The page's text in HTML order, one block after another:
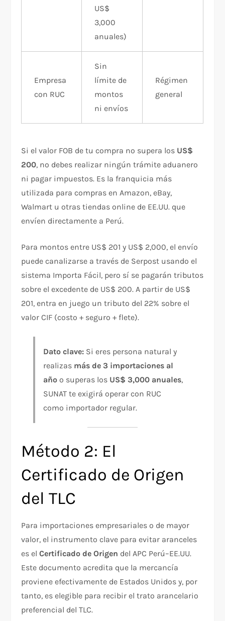
US$
3,000
anuales)
Empresa
con RUC
Sin
límite de
montos
ni envíos
Régimen
general
Si el valor FOB de tu compra no supera los US$
200, no debes realizar ningún trámite aduanero
ni pagar impuestos. Es la franquicia más
utilizada para compras en Amazon, eBay,
Walmart u otras tiendas online de EE.UU. que
envíen directamente a Perú.
Para montos entre US$ 201 y US$ 2,000, el envío
puede canalizarse a través de Serpost usando el
sistema Importa Fácil, pero sí se pagarán tributos
sobre el excedente de US$ 200. A partir de US$
201, entra en juego un tributo del 22% sobre el
valor CIF (costo + seguro + flete).
Dato clave: Si eres persona natural y
realizas más de 3 importaciones al
año o superas los US$ 3,000 anuales,
SUNAT te exigirá operar con RUC
como importador regular.
Método 2: El
Certificado de Origen
del TLC
Para importaciones empresariales o de mayor
valor, el instrumento clave para evitar aranceles
es elCertificado de Origen del APC Perú–EE.UU.
Este documento acredita que la mercancía
proviene efectivamente de Estados Unidos y, por
tanto, es elegible para recibir el trato arancelario
preferencial del TLC.